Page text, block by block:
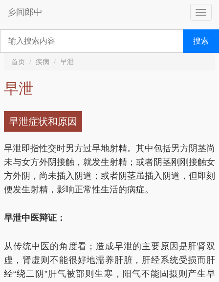
乡间郎中
搜索
首页 疾病 早泄
早泄
早泄症状和原因
早泄即指性交时男方过早地射精。其中包括男方阴茎尚
未与女方外阴接触，就发生射精；或者阴茎刚刚接触女
方外阴，尚未插入阴道；或者阴茎虽插入阴道，但即刻
便发生射精，影响正常性生活的病症。
早泄中医辩证：
从传统中医的角度看；造成早泄的主要原因是肝肾双
虚，肾虚则不能很好地濡养肝脏，肝经系统受损而肝
经“绕二阴”肝气被部则生寒，阳气不能固摄则产生早